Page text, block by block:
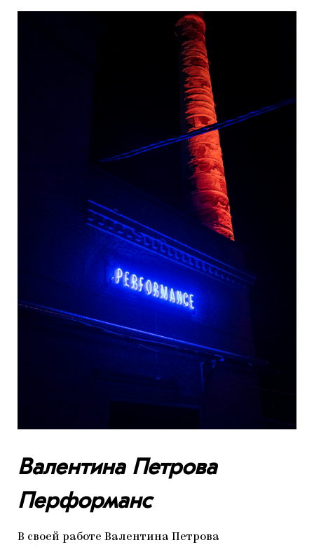
Валентина Петрова
Перформанс
В своей работе Валентина Петрова